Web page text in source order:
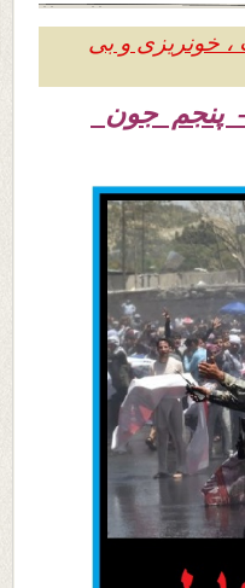
، خونریزی و بی
– پنجم جون